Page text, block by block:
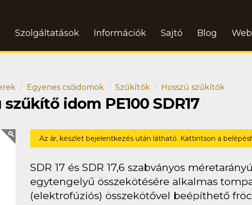
Szolgáltatások Információk Sajtó Blog
Egyenes csőidomok Szűkítők Hosszú szűkítők
idom PE100 SDR17
Az ár, készlet bejelentkezés után látható. Kattintson a
SDR 17 és SDR 17,6 szabványos
egytengelyű összekötésére alkalmas
(elektrofúziós) összekötővel beépíthető